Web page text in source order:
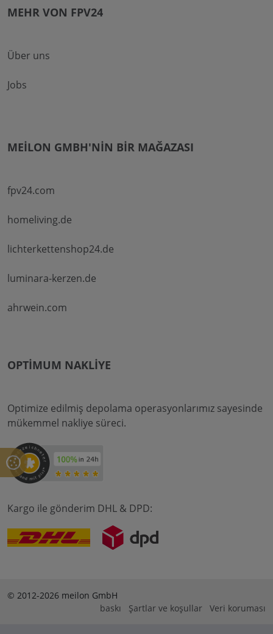
MEHR VON FPV24
Über uns
Jobs
MEILON GMBH'NIN BIR MAĞAZASI
fpv24.com
homeliving.de
lichterkettenshop24.de
luminara-kerzen.de
ahrwein.com
OPTIMUM NAKLIYE
Optimize edilmiş depolama operasyonlarımız sayesinde
mükemmel nakliye süreci.
Kargo ile gönderim DHL & DPD:
© 2012-2026 meilon GmbH
baskı
Şartlar ve koşullar Veri koruması